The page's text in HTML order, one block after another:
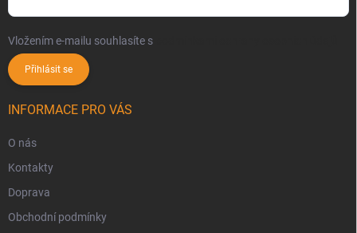
Vložením e-mailu souhlasíte s
Přihlásit se
INFORMACE PRO VÁS
O nás
Kontakty
Doprava
Obchodní podmínky